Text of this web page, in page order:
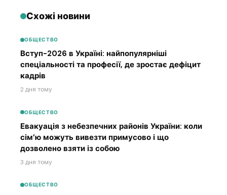
Схожі новини
ОБЩЕСТВО
Вступ-2026 в Україні: найпопулярніші
спеціальності та професії, де зростає дефіцит
кадрів
2 дня тому
ОБЩЕСТВО
Евакуація з небезпечних районів України: коли
сім’ю можуть вивезти примусово і що
дозволено взяти із собою
3 дня тому
ОБЩЕСТВО